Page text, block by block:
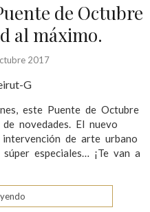
de Octubre
al máximo.
2017
este Puente de Octubre
novedades. El nuevo
de arte urbano
especiales… ¡Te van a